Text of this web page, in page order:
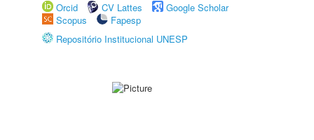
Orcid
CV Lattes
Google Scholar
Scopus
Fapesp
Repositório Institucional UNESP